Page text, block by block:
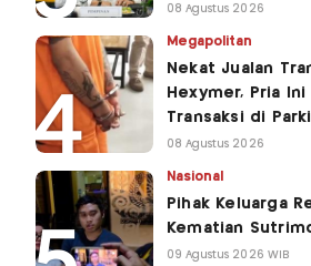
08 Agustus 2026
Megapolitan
Nekat Jualan
Hexymer, Pria
Transaksi di
08 Agustus 2026
Nasional
Pihak Keluarga
Kematian
09 Agustus 2026 WIB